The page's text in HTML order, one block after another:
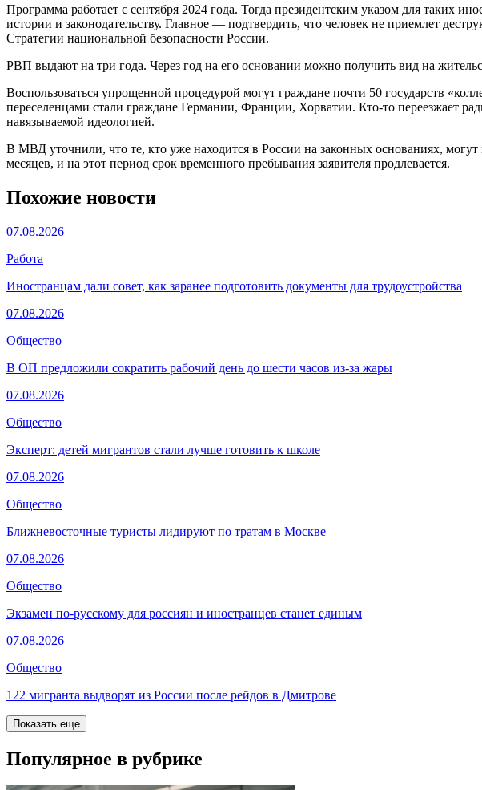
Программа работает с сентября 2024 года. Тогда президентским указом для таких
истории и законодательству. Главное — подтвердить, что человек не приемлет
Стратегии национальной безопасности России.
РВП выдают на три года. Через год на его основании можно получить вид на
Воспользоваться упрощенной процедурой могут граждане почти 50 государств
переселенцами стали граждане Германии, Франции, Хорватии. Кто-то переезжает
навязываемой идеологией.
В МВД уточнили, что те, кто уже находится в России на законных основаниях,
месяцев, и на этот период срок временного пребывания заявителя продлевается.
Похожие новости
07.08.2026
Работа
Иностранцам дали совет, как заранее подготовить документы для трудоустройства
07.08.2026
Общество
В ОП предложили сократить рабочий день до шести часов из-за жары
07.08.2026
Общество
Эксперт: детей мигрантов стали лучше готовить к школе
07.08.2026
Общество
Ближневосточные туристы лидируют по тратам в Москве
07.08.2026
Общество
Экзамен по-русскому для россиян и иностранцев станет единым
07.08.2026
Общество
122 мигранта выдворят из России после рейдов в Дмитрове
Показать еще
Популярное в рубрике